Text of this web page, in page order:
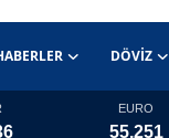
DÖVIZ
EURO
55,251